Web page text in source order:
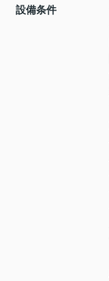
設備条件